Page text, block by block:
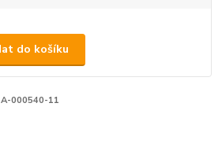
do košíku
A-000540-11